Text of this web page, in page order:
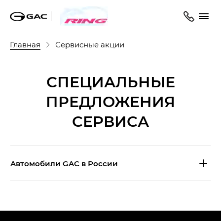
Главная Сервисные акции
СПЕЦИАЛЬНЫЕ
ПРЕДЛОЖЕНИЯ
СЕРВИСА
Aвтомобили GAC в России
Эс Икс ПРЕМИУМ — SX PREMIUM